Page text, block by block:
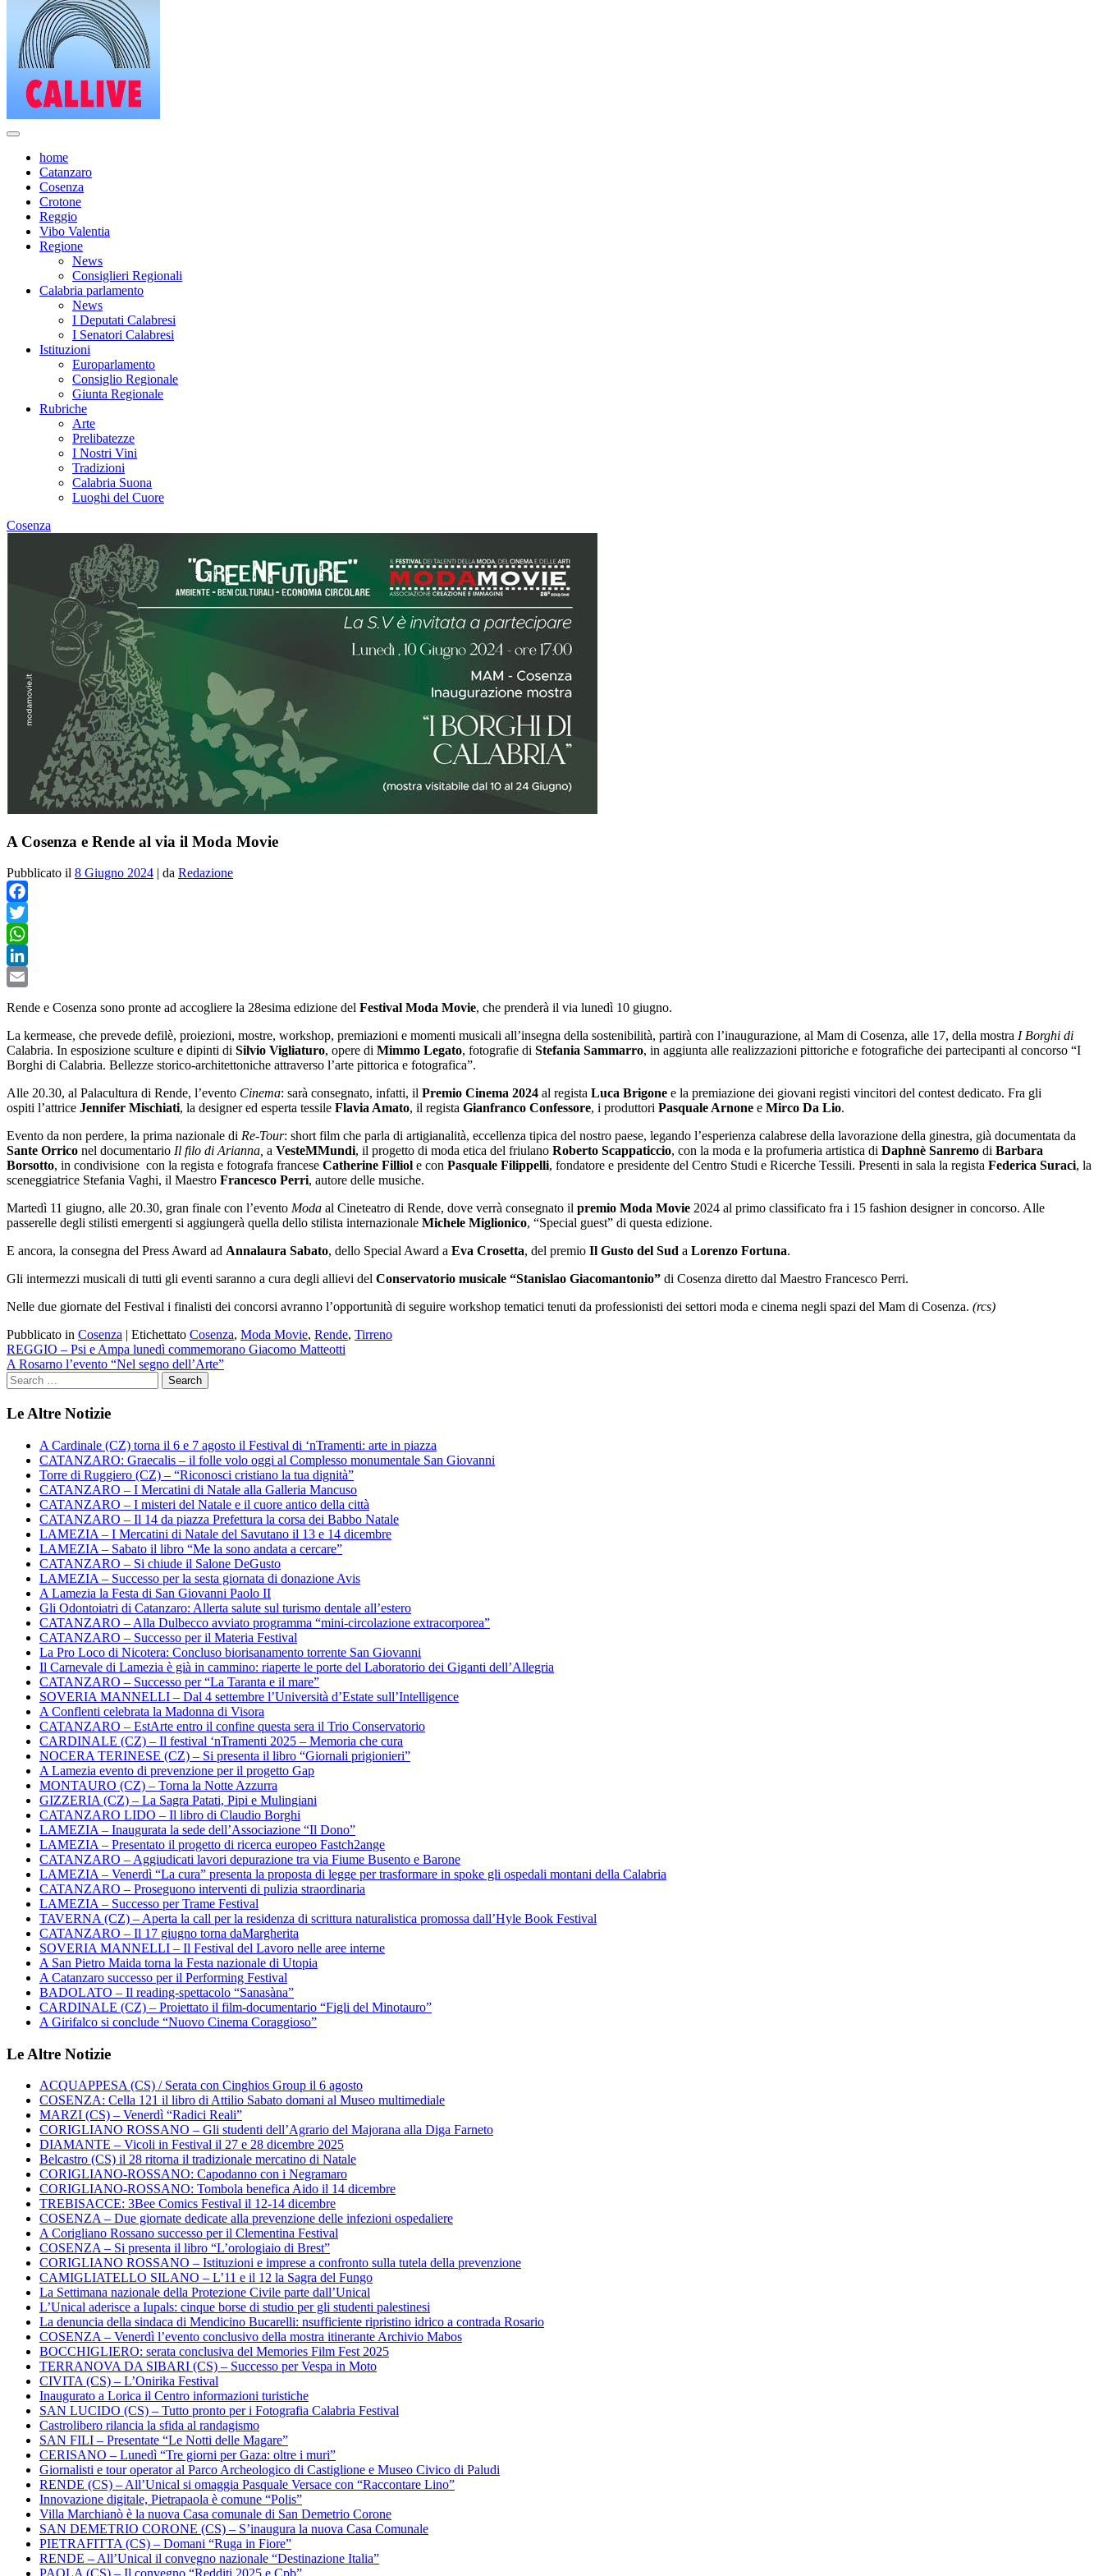
home
Catanzaro
Cosenza
Crotone
Reggio
Vibo Valentia
Regione
News
Consiglieri Regionali
Calabria parlamento
News
I Deputati Calabresi
I Senatori Calabresi
Istituzioni
Europarlamento
Consiglio Regionale
Giunta Regionale
Rubriche
Arte
Prelibatezze
I Nostri Vini
Tradizioni
Calabria Suona
Luoghi del Cuore
Cosenza
A Cosenza e Rende al via il Moda Movie
Pubblicato il 8 Giugno 2024 | da Redazione
Facebook
Twitter
WhatsApp
LinkedIn
Rende e Cosenza sono pronte ad accogliere la 28esima edizione del Festival Moda Movie, che prenderà il via lunedì 10 giugno.
La kermease, che prevede defilè, proiezioni, mostre, workshop, premiazioni e momenti musicali all’insegna della sostenibilità, partirà con l’inaugurazione, al Mam di Cosenza, alle 17, della mostra I Borghi di
Calabria. In esposizione sculture e dipinti di Silvio Vigliaturo, opere di Mimmo Legato, fotografie di Stefania Sammarro, in aggiunta alle realizzazioni pittoriche e fotografiche dei partecipanti al concorso “I
Borghi di Calabria. Bellezze storico-architettoniche attraverso l’arte pittorica e fotografica”.
Alle 20.30, al Palacultura di Rende, l’evento Cinema: sarà consegnato, infatti, il Premio Cinema 2024 al regista Luca Brigone e la premiazione dei giovani registi vincitori del contest dedicato. Fra gli
ospiti l’attrice Jennifer Mischiati, la designer ed esperta tessile Flavia Amato, il regista Gianfranco Confessore, i produttori Pasquale Arnone e Mirco Da Lio.
Evento da non perdere, la prima nazionale di Re-Tour: short film che parla di artigianalità, eccellenza tipica del nostro paese, legando l’esperienza calabrese della lavorazione della ginestra, già documentata da
Sante Orrico nel documentario Il filo di Arianna, a VesteMMundi, il progetto di moda etica del friulano Roberto Scappaticcio, con la moda e la profumeria artistica di Daphnè Sanremo di Barbara
Borsotto, in condivisione con la regista e fotografa francese Catherine Filliol e con Pasquale Filippelli, fondatore e presidente del Centro Studi e Ricerche Tessili. Presenti in sala la regista Federica Suraci, la
sceneggiatrice Stefania Vaghi, il Maestro Francesco Perri, autore delle musiche.
Martedì 11 giugno, alle 20.30, gran finale con l’evento Moda al Cineteatro di Rende, dove verrà consegnato il premio Moda Movie 2024 al primo classificato fra i 15 fashion designer in concorso. Alle
passerelle degli stilisti emergenti si aggiungerà quella dello stilista internazionale Michele Miglionico, “Special guest” di questa edizione.
E ancora, la consegna del Press Award ad Annalaura Sabato, dello Special Award a Eva Crosetta, del premio Il Gusto del Sud a Lorenzo Fortuna.
Gli intermezzi musicali di tutti gli eventi saranno a cura degli allievi del Conservatorio musicale “Stanislao Giacomantonio” di Cosenza diretto dal Maestro Francesco Perri.
Nelle due giornate del Festival i finalisti dei concorsi avranno l’opportunità di seguire workshop tematici tenuti da professionisti dei settori moda e cinema negli spazi del Mam di Cosenza. (rcs)
Pubblicato in Cosenza | Etichettato Cosenza, Moda Movie, Rende, Tirreno
Navigazione
articoli
REGGIO – Psi e Ampa lunedì commemorano Giacomo Matteotti
A Rosarno l’evento “Nel segno dell’Arte”
Le Altre Notizie
A Cardinale (CZ) torna il 6 e 7 agosto il Festival di ‘nTramenti: arte in piazza
CATANZARO: Graecalis – il folle volo oggi al Complesso monumentale San Giovanni
Torre di Ruggiero (CZ) – “Riconosci cristiano la tua dignità”
CATANZARO – I Mercatini di Natale alla Galleria Mancuso
CATANZARO – I misteri del Natale e il cuore antico della città
CATANZARO – Il 14 da piazza Prefettura la corsa dei Babbo Natale
LAMEZIA – I Mercatini di Natale del Savutano il 13 e 14 dicembre
LAMEZIA – Sabato il libro “Me la sono andata a cercare”
CATANZARO – Si chiude il Salone DeGusto
LAMEZIA – Successo per la sesta giornata di donazione Avis
A Lamezia la Festa di San Giovanni Paolo II
Gli Odontoiatri di Catanzaro: Allerta salute sul turismo dentale all’estero
CATANZARO – Alla Dulbecco avviato programma “mini-circolazione extracorporea”
CATANZARO – Successo per il Materia Festival
La Pro Loco di Nicotera: Concluso biorisanamento torrente San Giovanni
Il Carnevale di Lamezia è già in cammino: riaperte le porte del Laboratorio dei Giganti dell’Allegria
CATANZARO – Successo per “La Taranta e il mare”
SOVERIA MANNELLI – Dal 4 settembre l’Università d’Estate sull’Intelligence
A Conflenti celebrata la Madonna di Visora
CATANZARO – EstArte entro il confine questa sera il Trio Conservatorio
CARDINALE (CZ) – Il festival ‘nTramenti 2025 – Memoria che cura
NOCERA TERINESE (CZ) – Si presenta il libro “Giornali prigionieri”
A Lamezia evento di prevenzione per il progetto Gap
MONTAURO (CZ) – Torna la Notte Azzurra
GIZZERIA (CZ) – La Sagra Patati, Pipi e Mulingiani
CATANZARO LIDO – Il libro di Claudio Borghi
LAMEZIA – Inaugurata la sede dell’Associazione “Il Dono”
LAMEZIA – Presentato il progetto di ricerca europeo Fastch2ange
CATANZARO – Aggiudicati lavori depurazione tra via Fiume Busento e Barone
LAMEZIA – Venerdì “La cura” presenta la proposta di legge per trasformare in spoke gli ospedali montani della Calabria
CATANZARO – Proseguono interventi di pulizia straordinaria
LAMEZIA – Successo per Trame Festival
TAVERNA (CZ) – Aperta la call per la residenza di scrittura naturalistica promossa dall’Hyle Book Festival
CATANZARO – Il 17 giugno torna daMargherita
SOVERIA MANNELLI – Il Festival del Lavoro nelle aree interne
A San Pietro Maida torna la Festa nazionale di Utopia
A Catanzaro successo per il Performing Festival
BADOLATO – Il reading-spettacolo “Sanasàna”
CARDINALE (CZ) – Proiettato il film-documentario “Figli del Minotauro”
A Girifalco si conclude “Nuovo Cinema Coraggioso”
Le Altre Notizie
ACQUAPPESA (CS) / Serata con Cinghios Group il 6 agosto
COSENZA: Cella 121 il libro di Attilio Sabato domani al Museo multimediale
MARZI (CS) – Venerdì “Radici Reali”
CORIGLIANO ROSSANO – Gli studenti dell’Agrario del Majorana alla Diga Farneto
DIAMANTE – Vicoli in Festival il 27 e 28 dicembre 2025
Belcastro (CS) il 28 ritorna il tradizionale mercatino di Natale
CORIGLIANO-ROSSANO: Capodanno con i Negramaro
CORIGLIANO-ROSSANO: Tombola benefica Aido il 14 dicembre
TREBISACCE: 3Bee Comics Festival il 12-14 dicembre
COSENZA – Due giornate dedicate alla prevenzione delle infezioni ospedaliere
A Corigliano Rossano successo per il Clementina Festival
COSENZA – Si presenta il libro “L’orologiaio di Brest”
CORIGLIANO ROSSANO – Istituzioni e imprese a confronto sulla tutela della prevenzione
CAMIGLIATELLO SILANO – L’11 e il 12 la Sagra del Fungo
La Settimana nazionale della Protezione Civile parte dall’Unical
L’Unical aderisce a Iupals: cinque borse di studio per gli studenti palestinesi
La denuncia della sindaca di Mendicino Bucarelli: nsufficiente ripristino idrico a contrada Rosario
COSENZA – Venerdì l’evento conclusivo della mostra itinerante Archivio Mabos
BOCCHIGLIERO: serata conclusiva del Memories Film Fest 2025
TERRANOVA DA SIBARI (CS) – Successo per Vespa in Moto
CIVITA (CS) – L’Onirika Festival
Inaugurato a Lorica il Centro informazioni turistiche
SAN LUCIDO (CS) – Tutto pronto per i Fotografia Calabria Festival
Castrolibero rilancia la sfida al randagismo
SAN FILI – Presentate “Le Notti delle Magare”
CERISANO – Lunedì “Tre giorni per Gaza: oltre i muri”
Giornalisti e tour operator al Parco Archeologico di Castiglione e Museo Civico di Paludi
RENDE (CS) – All’Unical si omaggia Pasquale Versace con “Raccontare Lino”
Innovazione digitale, Pietrapaola è comune “Polis”
Villa Marchianò è la nuova Casa comunale di San Demetrio Corone
SAN DEMETRIO CORONE (CS) – S’inaugura la nuova Casa Comunale
PIETRAFITTA (CS) – Domani “Ruga in Fiore”
RENDE – All’Unical il convegno nazionale “Destinazione Italia”